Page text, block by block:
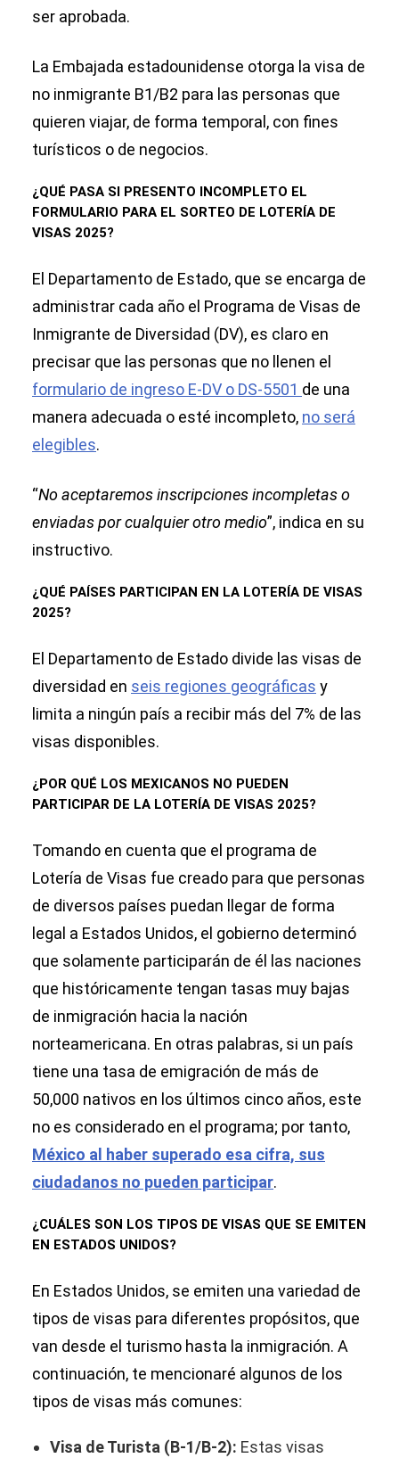
ser aprobada.
La Embajada estadounidense otorga la visa de
no inmigrante B1/B2 para las personas que
quieren viajar, de forma temporal, con fines
turísticos o de negocios.
¿QUÉ PASA SI PRESENTO INCOMPLETO EL
FORMULARIO PARA EL SORTEO DE LOTERÍA DE
VISAS 2025?
El Departamento de Estado, que se encarga de
administrar cada año el Programa de Visas de
Inmigrante de Diversidad (DV), es claro en
precisar que las personas que no llenen el
formulario de ingreso E-DV o DS-5501 de una
manera adecuada o esté incompleto, no será
elegibles.
“No aceptaremos inscripciones incompletas o
enviadas por cualquier otro medio”, indica en su
instructivo.
¿QUÉ PAÍSES PARTICIPAN EN LA LOTERÍA DE VISAS
2025?
El Departamento de Estado divide las visas de
diversidad en seis regiones geográficas y
limita a ningún país a recibir más del 7% de las
visas disponibles.
¿POR QUÉ LOS MEXICANOS NO PUEDEN
PARTICIPAR DE LA LOTERÍA DE VISAS 2025?
Tomando en cuenta que el programa de
Lotería de Visas fue creado para que personas
de diversos países puedan llegar de forma
legal a Estados Unidos, el gobierno determinó
que solamente participarán de él las naciones
que históricamente tengan tasas muy bajas
de inmigración hacia la nación
norteamericana. En otras palabras, si un país
tiene una tasa de emigración de más de
50,000 nativos en los últimos cinco años, este
no es considerado en el programa; por tanto,
México al haber superado esa cifra, sus
ciudadanos no pueden participar.
¿CUÁLES SON LOS TIPOS DE VISAS QUE SE EMITEN
EN ESTADOS UNIDOS?
En Estados Unidos, se emiten una variedad de
tipos de visas para diferentes propósitos, que
van desde el turismo hasta la inmigración. A
continuación, te mencionaré algunos de los
tipos de visas más comunes:
Visa de Turista (B-1/B-2): Estas visas